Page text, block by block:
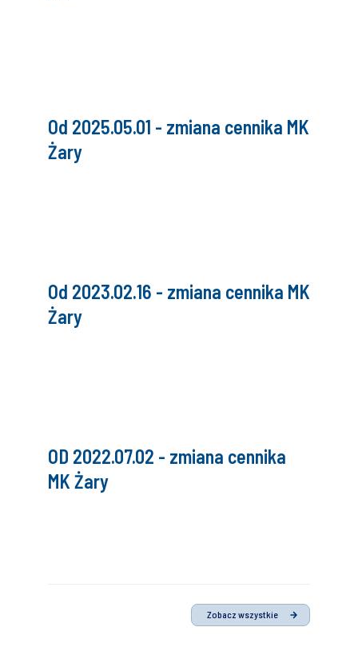
Od 2025.05.01 - zmiana cennika MK
Żary
Od 2023.02.16 - zmiana cennika MK
Żary
OD 2022.07.02 - zmiana cennika
MK Żary
Zobacz wszystkie